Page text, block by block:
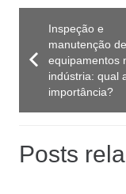
Inspeção e
manutenção de
equipamentos
indústria: qual
importância?
Posts